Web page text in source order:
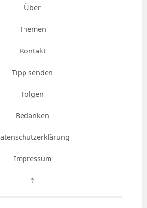
Über
Themen
Kontakt
Tipp senden
Folgen
Bedanken
Impressum
⇡